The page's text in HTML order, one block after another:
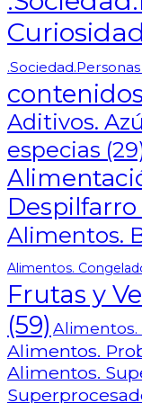
contenidos
Aditivos.
especias
Alimentos.
Alimentos.
Frutas y
(59) Alimentos.
Alimentos.
Alimentos.